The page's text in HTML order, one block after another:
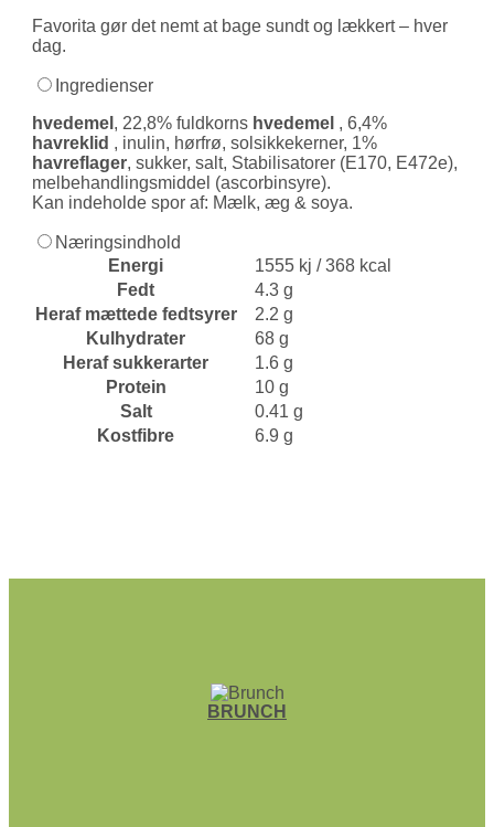
Favorita gør det nemt at bage sundt og lækkert – hver
dag.
Ingredienser
hvedemel , 22,8% fuldkorns hvedemel , 6,4%
havreklid , inulin, hørfrø, solsikkekerner, 1%
havreflager, sukker, salt, Stabilisatorer (E170, E472e),
melbehandlingsmiddel (ascorbinsyre).
Kan indeholde spor af: Mælk, æg & soya.
Næringsindhold
Energi
1555 kj / 368 kcal
Fedt
4.3 g
Heraf mættede fedtsyrer
2.2 g
Kulhydrater
68 g
Heraf sukkerarter
1.6 g
Protein
10 g
Salt
0.41 g
Kostfibre
6.9 g
BRUNCH